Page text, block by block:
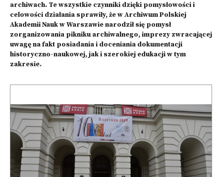
archiwach. Te wszystkie czynniki dzięki pomysłowości i
celowości działania sprawiły, że w Archiwum Polskiej
Akademii Nauk w Warszawie narodził się pomysł
zorganizowania pikniku archiwalnego, imprezy zwracającej
uwagę na fakt posiadania i doceniania dokumentacji
historyczno-naukowej, jak i szerokiej edukacji w tym
zakresie.